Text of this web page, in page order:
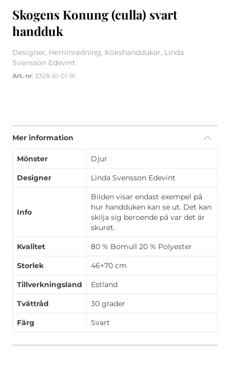
Skogens Konung (culla) svart
handduk
Designer, Heminredning, Kökshanddukar, Linda
Svensson Edevint
Art. nr: 3328-61-01-91
Mer information
Mönster Djur
Designer Linda Svensson Edevint
Info
Bilden visar endast exempel på
hur handduken kan se ut. Det kan
skilja sig beroende på var det är
skuret.
Kvalitet 80 % Bomull 20 % Polyester
Storlek 46×70 cm
Tillverkningsland Estland
Tvättråd 30 grader
Färg Svart